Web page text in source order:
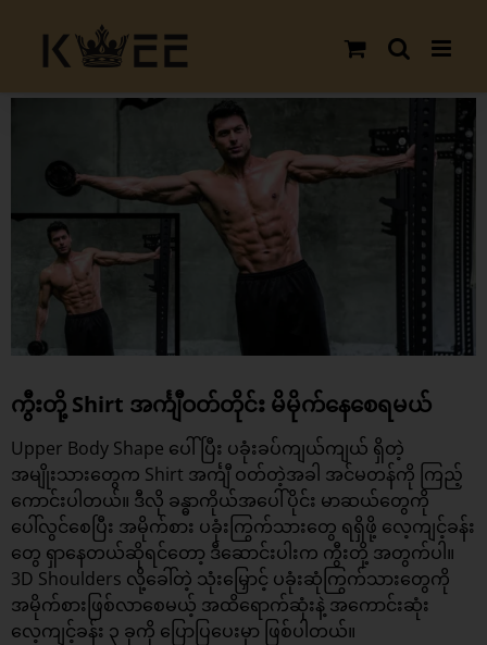
content
ကွီးတို့ Shirt အင်္ကျီဝတ်တိုင်း မိမိုက်နေစေရမယ်
Upper Body Shape ပေါ်ပြီး ပခုံးခပ်ကျယ်ကျယ် ရှိတဲ့
အမျိုးသားတွေက Shirt အင်္ကျီ ဝတ်တဲ့အခါ အင်မတန်ကို ကြည့်
ကောင်းပါတယ်။ ဒီလို ခန္ဓာကိုယ်အပေါ်ပိုင်း မာဆယ်တွေကို
ပေါ်လွင်စေပြီး အမိုက်စား ပခုံးကြွက်သားတွေ ရရှိဖို့ လေ့ကျင့်ခန်း
တွေ ရှာနေတယ်ဆိုရင်တော့ ဒီဆောင်းပါးက ကွီးတို့ အတွက်ပါ။
3D Shoulders လို့ခေါ်တဲ့ သုံးမြှောင့် ပခုံးဆုံကြွက်သားတွေကို
အမိုက်စားဖြစ်လာစေမယ့် အထိရောက်ဆုံးနဲ့ အကောင်းဆုံး
လေ့ကျင့်ခန်း ၃ ခုကို ပြောပြပေးမှာ ဖြစ်ပါတယ်။